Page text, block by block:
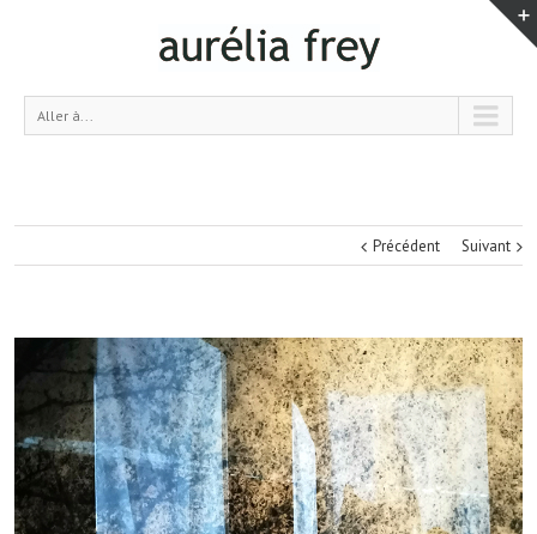
Aller à...
Précédent Suivant